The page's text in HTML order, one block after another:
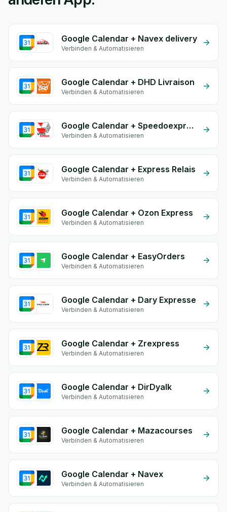
Google Calendar + Navex delivery
Verbinden & Automatisieren
Google Calendar + DHD Livraison
Verbinden & Automatisieren
Google Calendar + Speedoexpress
Verbinden & Automatisieren
Google Calendar + Express Relais
Verbinden & Automatisieren
Google Calendar + Ozon Express
Verbinden & Automatisieren
Google Calendar + EasyOrders
Verbinden & Automatisieren
Google Calendar + Dary Expresse
Verbinden & Automatisieren
Google Calendar + Zrexpress
Verbinden & Automatisieren
Google Calendar + DirDyalk
Verbinden & Automatisieren
Google Calendar + Mazacourses
Verbinden & Automatisieren
Google Calendar + Navex
Verbinden & Automatisieren